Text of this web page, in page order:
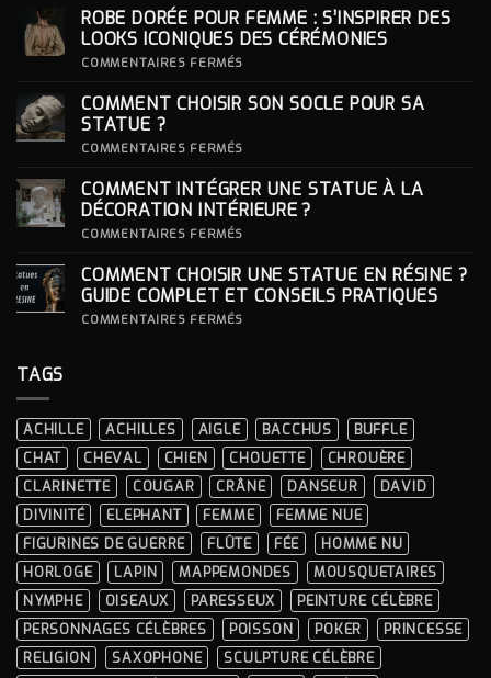
ROBE DORÉE POUR FEMME : S’INSPIRER DES
LOOKS ICONIQUES DES CÉRÉMONIES
COMMENTAIRES FERMÉS
POUR
ICONIQUES
DES
CÉRÉMONIES
COMMENT CHOISIR SON SOCLE POUR SA
STATUE ?
COMMENTAIRES FERMÉS
SON
SOCLE
POUR
COMMENT INTÉGRER UNE STATUE À LA
DÉCORATION INTÉRIEURE ?
COMMENTAIRES FERMÉS
UNE
STATUE
À
COMMENT CHOISIR UNE STATUE EN RÉSINE ?
GUIDE COMPLET ET CONSEILS PRATIQUES
COMMENTAIRES FERMÉS
?
GUIDE
COMPLET
ET
CONSEILS
PRATIQUES
TAGS
ACHILLE ACHILLES AIGLE BACCHUS
BUFFLE
CHAT
CHEVAL CHIEN CHOUETTE
CHROUÈRE
CLARINETTE
COUGAR CRÂNE DANSEUR
DAVID
DIVINITÉ
ELEPHANT FEMME
FEMME NUE
FIGURINES DE GUERRE
FLÛTE FÉE
HOMME NU
HORLOGE
LAPIN MAPPEMONDES
MOUSQUETAIRES
NYMPHE
OISEAUX PARESSEUX
PEINTURE CÉLÈBRE
PERSONNAGES CÉLÈBRES
POISSON POKER
PRINCESSE
RELIGION
SAXOPHONE
SCULPTURE CÉLÈBRE